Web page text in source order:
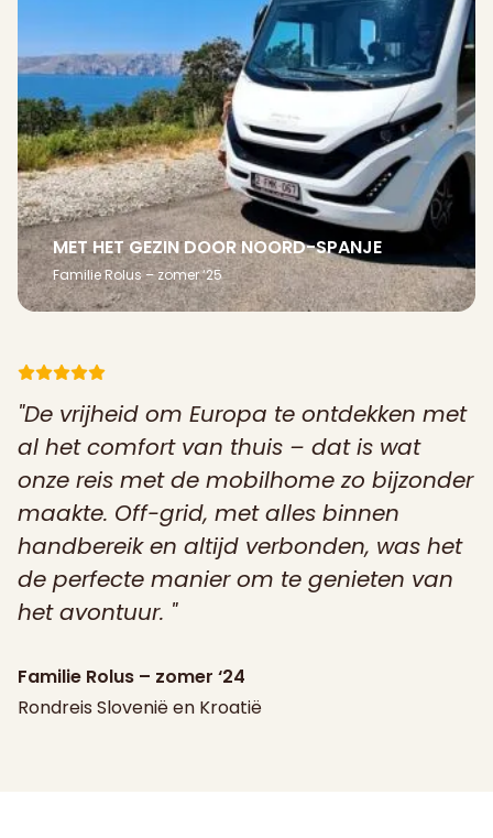
MET HET GEZIN DOOR NOORD-SPANJE
Familie Rolus – zomer ‘25
De vrijheid om Europa te ontdekken met
al het comfort van thuis – dat is wat
onze reis met de mobilhome zo bijzonder
maakte. Off-grid, met alles binnen
handbereik en altijd verbonden, was het
de perfecte manier om te genieten van
het avontuur.
Familie Rolus – zomer ‘24
Rondreis Slovenië en Kroatië